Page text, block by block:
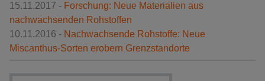
15.11.2017 - Forschung: Neue Materialien aus
nachwachsenden Rohstoffen
10.11.2016 - Nachwachsende Rohstoffe: Neue
Miscanthus-Sorten erobern Grenzstandorte